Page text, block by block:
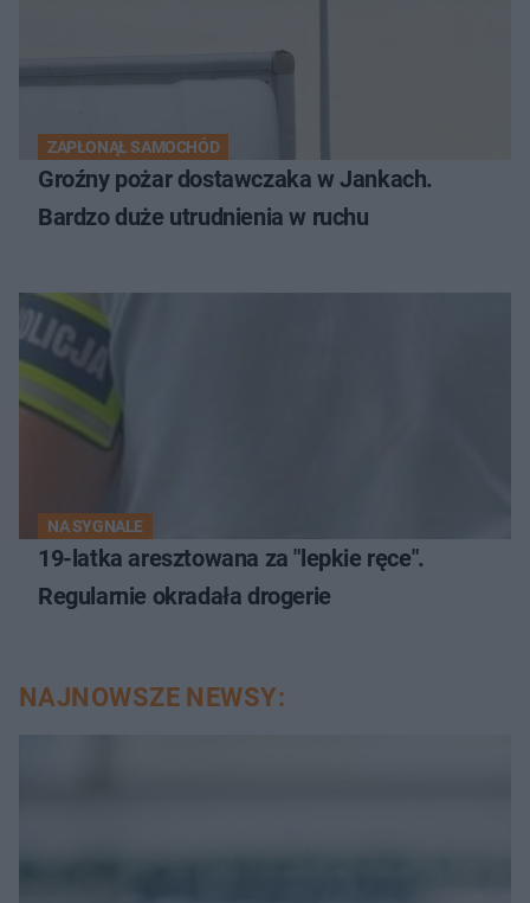
ZAPŁONĄŁ SAMOCHÓD
Groźny pożar dostawczaka w Jankach.
Bardzo duże utrudnienia w ruchu
NA SYGNALE
19-latka aresztowana za "lepkie ręce".
Regularnie okradała drogerie
NAJNOWSZE NEWSY: